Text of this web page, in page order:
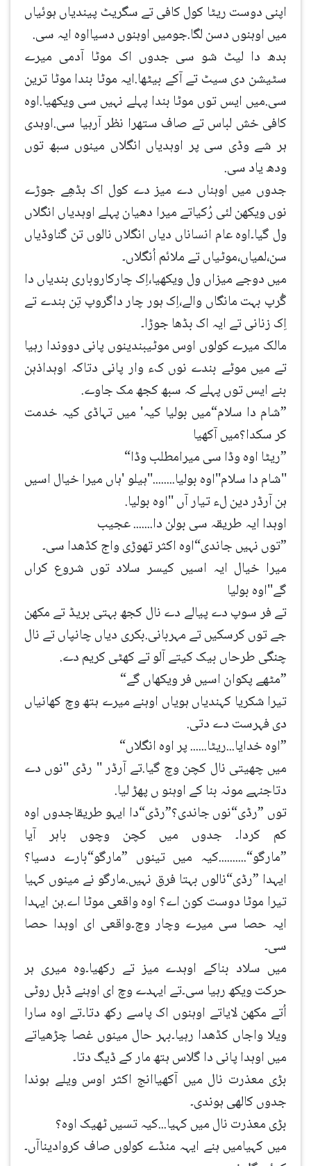
اپنی دوست ریٹا کول کافی تے سگریٹ پیندیاں ہوئیاں
میں اوہنوں دسن لگا.جومیں اوہنوں دسیااوہ ایہ سی.
بدھ دا لیٹ شو سی جدوں اک موٹا آدمی میرے
سٹیشن دی سیٹ تے آکے بیٹھا.ایہ موٹا بندا موٹا ترین
سی.میں ایس توں موٹا بندا پہلے نہیں سی ویکھیا.اوہ
کافی خش لباس تے صاف ستھرا نظر آرہیا سی.اوہدی
ہر شے وڈی سی پر اوہدیاں انگلاں مینوں سبھ توں
ودھ یاد سی.
جدوں میں اوہناں دے میز دے کول اک بڈھِے جوڑے
نوں ویکھن لئی رُکیاتے میرا دھیان پہلے اوہدیاں انگلاں
ول گیا۔اوہ عام انساناں دیاں انگلاں نالوں تن گناوڈیاں
سن،لمیاں،موٹیاں تے ملائم اُنگلاں۔
میں دوجے میزاں ول ویکھیا،اِک چارکاروباری بندیاں دا
گُرپ بہت مانگاں والے،اِک ہور چار داگروپ تِن بندے تے
اِک زنانی تے ایہ اک بڈھا جوڑا۔
مالک میرے کولوں اوس موٹیبندینوں پانی دووندا رہیا
تے میں موٹے بندے نوں کء وار پانی دتاکہ اوہداذہن
بنے ایس توں پہلے کہ سبھ کجھ مک جاوے.
”شام دا سلام“میں بولیا کیہ' میں تہاڈی کیہ خدمت
کر سکدا؟میں آکھیا
”ریٹا اوہ وڈا سی میرامطلب وڈا“
''شام دا سلام''اوہ بولیا........''ہیلو 'ہاں میرا خیال اسیں
ہن آرڈر دین لء تیار آں ''اوہ بولیا.
اوہدا ایہ طریقہ سی بولن دا....... عجیب
”توں نہیں جاندی“اوہ اکثر تھوڑی واج کڈھدا سی۔
میرا خیال ایہ اسیں کیسر سلاد توں شروع کراں
گے''اوہ بولیا
تے فر سوپ دے پیالے دے نال کجھ بہتی بریڈ تے مکھن
جے توں کرسکیں تے مہربانی.بکری دیاں چانپاں تے نال
چنگی طرحاں بیک کیتے آلو تے کھٹی کریم دے.
”مٹھے پکوان اسیں فر ویکھاں گے“
تیرا شکریا کہندیاں ہویاں اوہنے میرے ہتھ وچ کھانیاں
دی فہرست دے دتی.
”اوہ خدایا...ریٹا...... پر اوہ انگلاں“
میں چھیتی نال کچن وچ گیا.تے آرڈر '' رڈی ''نوں دے
دتاجنہے مونہ بنا کے اوہنو ں پھڑ لیا.
توں ”رڈی“نوں جاندی؟”رڈی“دا ایہو طریقاجدوں اوہ
کم کردا۔ جدوں میں کچن وچوں باہر آیا
”مارگو“..........کیہ میں تینوں ”مارگو“بارے دسیا؟
ایہدا ”رڈی“نالوں بہتا فرق نہیں.مارگو نے مینوں کہیا
تیرا موٹا دوست کون اے؟ اوہ واقعی موٹا اے.ہن ایہدا
ایہ حصا سی میرے وچار وچ۔واقعی ای اوہدا حصا
سی۔
میں سلاد بناکے اوہدے میز تے رکھیا۔وہ میری ہر
حرکت ویکھ رہیا سی۔تے ایہدے وچ ای اوہنے ڈبل روٹی
اُتے مکھن لایاتے اوہنوں اک پاسے رکھ دتا۔تے اوہ سارا
ویلا واجاں کڈھدا رہیا۔بہر حال مینوں غصا چڑھیاتے
میں اوہدا پانی دا گلاس ہتھ مار کے ڈیگ دتا۔
بڑی معذرت نال میں آکھیاانج اکثر اوس ویلے ہوندا
جدوں کالھی ہوندی۔
بڑی معذرت نال میں کہیا...کیہ تسیں ٹھیک اوہ؟
میں کہیامیں ہنے ایہہ منڈے کولوں صاف کروادیناآں۔